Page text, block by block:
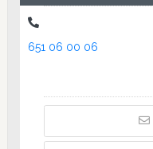
651 06 00 06